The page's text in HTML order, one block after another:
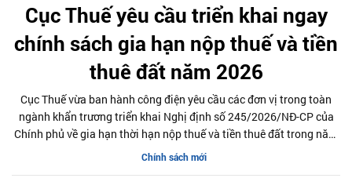
Cục Thuế yêu cầu triển khai ngay
chính sách gia hạn nộp thuế và tiền
thuê đất năm 2026
Cục Thuế vừa ban hành công điện yêu cầu các đơn vị trong toàn
ngành khẩn trương triển khai Nghị định số 245/2026/NĐ-CP của
Chính phủ về gia hạn thời hạn nộp thuế và tiền thuê đất trong năm
2026, nhằm bảo đảm chính sách nhanh chóng đi vào thực tiễn và
Chính sách mới